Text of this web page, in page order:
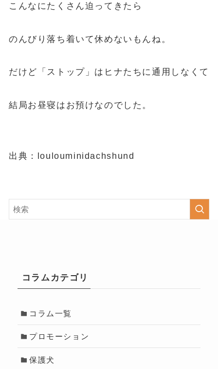
こんなにたくさん迫ってきたら
のんびり落ち着いて休めないもんね。
だけど「ストップ」はヒナたちに通用しなくて
結局お昼寝はお預けなのでした。
出典：loulouminidachshund
コラムカテゴリ
コラム一覧
プロモーション
保護犬